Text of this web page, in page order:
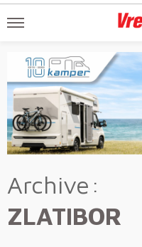
Archive
ZLATIBOR